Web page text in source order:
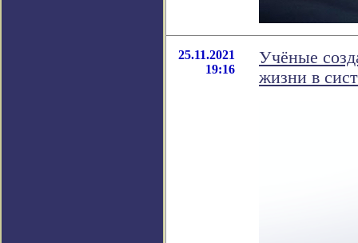
25.11.2021
19:16
Учёные
жизни в